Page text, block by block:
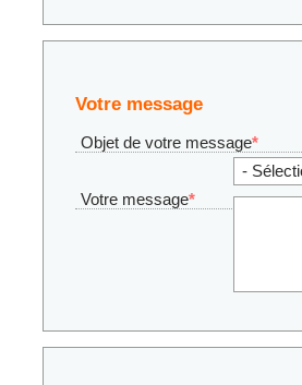
Votre message
Objet de votre message*
Votre message*